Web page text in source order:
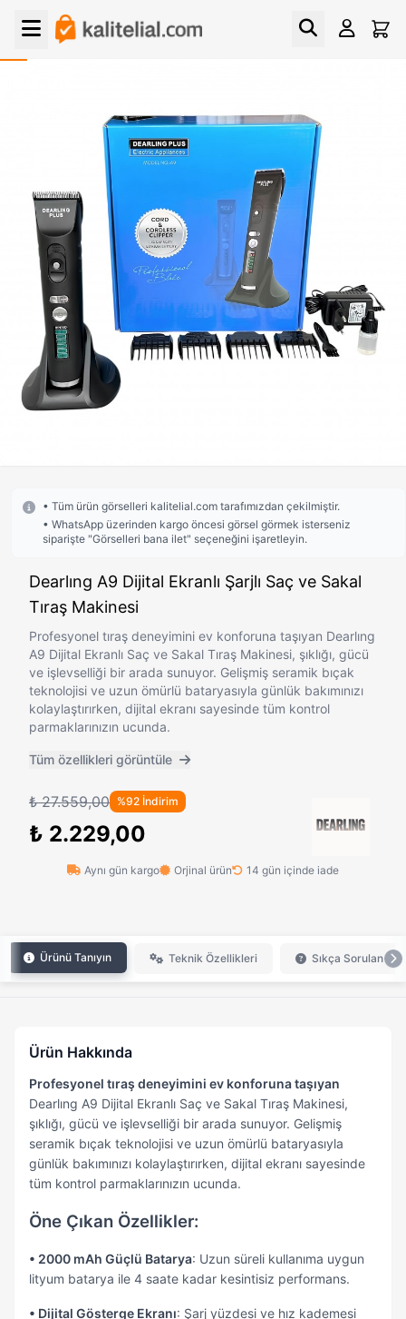
• Tüm ürün görselleri kalitelial.com tarafımızdan çekilmiştir.
• WhatsApp üzerinden kargo öncesi görsel görmek isterseniz
siparişte "Görselleri bana ilet" seçeneğini işaretleyin.
Dearlıng A9 Dijital Ekranlı Şarjlı Saç ve Sakal
Tıraş Makinesi
Profesyonel tıraş deneyimini ev konforuna taşıyan Dearlıng
A9 Dijital Ekranlı Saç ve Sakal Tıraş Makinesi, şıklığı, gücü
ve işlevselliği bir arada sunuyor. Gelişmiş seramik bıçak
teknolojisi ve uzun ömürlü bataryasıyla günlük bakımınızı
kolaylaştırırken, dijital ekranı sayesinde tüm kontrol
parmaklarınızın ucunda.
Tüm özellikleri görüntüle
₺ 27.559,00 %92 İndirim
₺ 2.229,00
Aynı gün kargo Orjinal ürün 14 gün içinde iade
Ürünü Tanıyın Teknik Özellikleri Sıkça Sorulan
Ürün Hakkında
Profesyonel tıraş deneyimini ev konforuna taşıyan
Dearlıng A9 Dijital Ekranlı Saç ve Sakal Tıraş Makinesi,
şıklığı, gücü ve işlevselliği bir arada sunuyor. Gelişmiş
seramik bıçak teknolojisi ve uzun ömürlü bataryasıyla
günlük bakımınızı kolaylaştırırken, dijital ekranı sayesinde
tüm kontrol parmaklarınızın ucunda.
Öne Çıkan Özellikler:
• 2000 mAh Güçlü Batarya: Uzun süreli kullanıma uygun
lityum batarya ile 4 saate kadar kesintisiz performans.
• Dijital Gösterge Ekranı: Şarj yüzdesi ve hız kademesi